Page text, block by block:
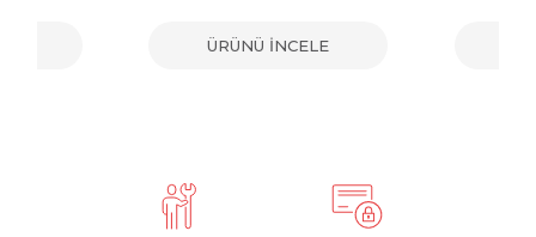
ÜRÜNÜ İNCELE